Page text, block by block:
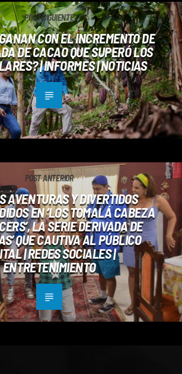
POST SIGUIENTE
CON EL INCREMENTO DE
DE CACAO QUE SUPERÓ LOS
| INFORMES | NOTICIAS
POST ANTERIOR
AVENTURAS Y DIVERTIDOS
EN ‘LOS TOMALÁ CABEZA
LA SERIE DERIVADA DE
QUE CAUTIVA AL PÚBLICO
| REDES SOCIALES |
ENTRETENIMIENTO